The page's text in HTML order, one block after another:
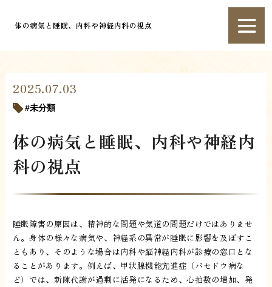
体の病気と睡眠、内科や神経内科の視点
2025.07.03
未分類
体の病気と睡眠、内科や神経内
科の視点
睡眠障害の原因は、精神的な問題や気道の問題だけではありませ
ん。身体の様々な病気や、神経系の異常が睡眠に影響を及ぼすこ
ともあり、そのような場合は内科や脳神経内科が診療の窓口とな
ることがあります。例えば、甲状腺機能亢進症（バセドウ病な
ど）では、新陳代謝が過剰に活発になるため、心拍数の増加、発